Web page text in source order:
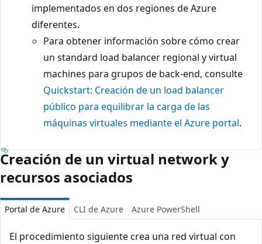
implementados en dos regiones de Azure
diferentes.
Para obtener información sobre cómo crear
un standard load balancer regional y virtual
machines para grupos de back-end, consulte
Quickstart: Creación de un load balancer
público para equilibrar la carga de las
máquinas virtuales mediante el Azure portal.
Creación de un virtual network y
recursos asociados
Portal de Azure CLI de Azure Azure PowerShell
El procedimiento siguiente crea una red virtual con